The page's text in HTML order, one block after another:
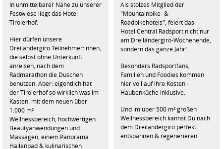
In unmittelbarer Nähe zu unserer
Festwiese liegt das Hotel
Tirolerhof.
Hier dürfen unsere
Dreiländergiro Teilnehmer:innen,
die selbst ohne Unterkunft
anreisen, nach dem
Radmarathon die Duschen
benutzen. Aber: eigentlich hat
der Tirolerhof so wirklich was im
Kasten: mit dem neuen über
1.000 m²
Wellnessbereich, hochwertigen
Beautyanwendungen und
Massagen, einem Panorama
Hallenbad & kulinarischen
Als stolzes Mitglied der
"Mountainbike- &
Roadbikehotels", feiert das
Hotel Central Radsport nicht nur
am Dreiländergiro-Wochenende,
sondern das ganze Jahr!
Besonders Radsportfans,
Familien und Foodies kommen
hier voll auf ihre Kosten -
Haubenküche inklusive.
Und im über 500 m² großen
Wellnessbereich kannst Du nach
dem Dreiländergiro perfekt
entspannen & regenerieren.